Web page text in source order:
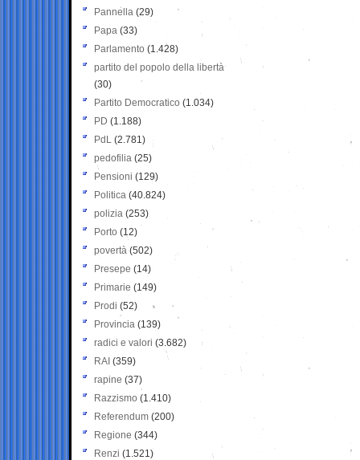
Pannella (29)
Papa (33)
Parlamento (1.428)
partito del popolo della libertà
(30)
Partito Democratico (1.034)
PD (1.188)
PdL (2.781)
pedofilia (25)
Pensioni (129)
Politica (40.824)
polizia (253)
Porto (12)
povertà (502)
Presepe (14)
Primarie (149)
Prodi (52)
Provincia (139)
radici e valori (3.682)
RAI (359)
rapine (37)
Razzismo (1.410)
Referendum (200)
Regione (344)
Renzi (1.521)